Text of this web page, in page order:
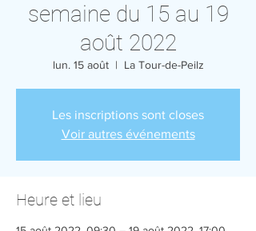
semaine du 15 au 19
août 2022
lun. 15 août
  |
La Tour-de-Peilz
Les inscriptions sont closes
Voir autres événements
Heure et lieu